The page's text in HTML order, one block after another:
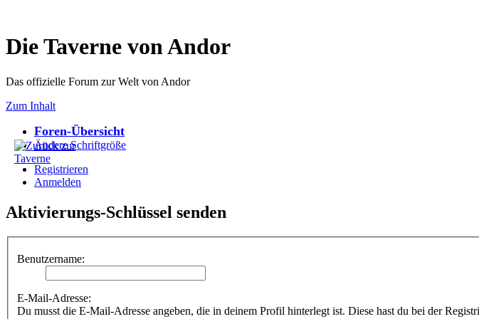
Die Taverne von Andor
Das offizielle Forum zur Welt von Andor
Zum Inhalt
Foren-Übersicht
Ändere Schriftgröße
Registrieren
Anmelden
Aktivierungs-Schlüssel senden
Benutzername:
E-Mail-Adresse:
Du musst die E-Mail-Adresse angeben, die in deinem Profil hinterlegt ist. Diese hast du bei der